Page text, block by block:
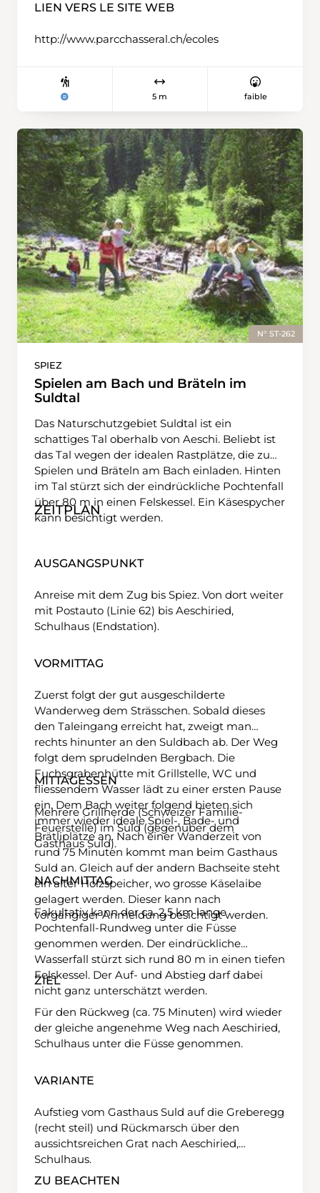
LIEN VERS LE SITE WEB
http://www.parcchasseral.ch/ecoles
5 m faible
N° ST-262
SPIEZ
Spielen am Bach und Bräteln im
Suldtal
Das Naturschutzgebiet Suldtal ist ein
schattiges Tal oberhalb von Aeschi. Beliebt ist
das Tal wegen der idealen Rastplätze, die zum
Spielen und Bräteln am Bach einladen. Hinten
im Tal stürzt sich der eindrückliche Pochtenfall
über 80 m in einen Felskessel. Ein Käsespycher
kann besichtigt werden.
ZEITPLAN
AUSGANGSPUNKT
Anreise mit dem Zug bis Spiez. Von dort weiter
mit Postauto (Linie 62) bis Aeschiried,
Schulhaus (Endstation).
VORMITTAG
Zuerst folgt der gut ausgeschilderte
Wanderweg dem Strässchen. Sobald dieses
den Taleingang erreicht hat, zweigt man
rechts hinunter an den Suldbach ab. Der Weg
folgt dem sprudelnden Bergbach. Die
Fuchsgrabenhütte mit Grillstelle, WC und
fliessendem Wasser lädt zu einer ersten Pause
ein. Dem Bach weiter folgend bieten sich
immer wieder ideale Spiel-, Bade- und
Brätliplätze an. Nach einer Wanderzeit von
rund 75 Minuten kommt man beim Gasthaus
Suld an. Gleich auf der andern Bachseite steht
ein alter Holzspeicher, wo grosse Käselaibe
gelagert werden. Dieser kann nach
vorgängiger Anmeldung besichtigt werden.
MITTAGESSEN
Mehrere Grillherde (Schweizer Familie-
Feuerstelle) im Suld (gegenüber dem
Gasthaus Suld).
NACHMITTAG
Fakultativ kann der ca. 2,5 km lange
Pochtenfall-Rundweg unter die Füsse
genommen werden. Der eindrückliche
Wasserfall stürzt sich rund 80 m in einen tiefen
Felskessel. Der Auf- und Abstieg darf dabei
nicht ganz unterschätzt werden.
ZIEL
Für den Rückweg (ca. 75 Minuten) wird wieder
der gleiche angenehme Weg nach Aeschiried,
Schulhaus unter die Füsse genommen.
VARIANTE
Aufstieg vom Gasthaus Suld auf die Greberegg
(recht steil) und Rückmarsch über den
aussichtsreichen Grat nach Aeschiried,
Schulhaus.
ZU BEACHTEN